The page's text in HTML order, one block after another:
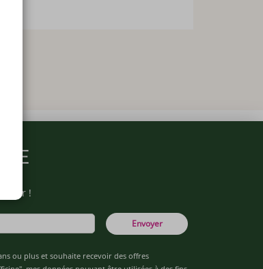
!
Envoyer
ou plus et souhaite recevoir des offres